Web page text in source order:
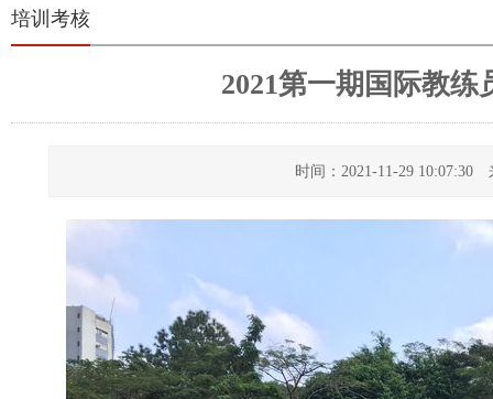
培训考核
2021第一期国际教
时间：2021-11-29